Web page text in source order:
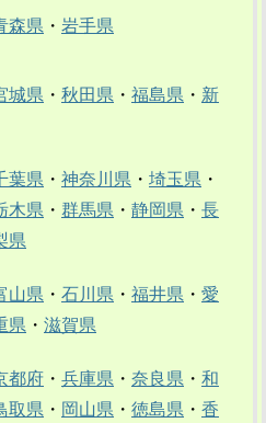
森県 ・ 岩手県
城県 ・ 秋田県 ・ 福島県 ・ 新
葉県 ・ 神奈川県 ・ 埼玉県 ・
木県 ・ 群馬県 ・ 静岡県 ・ 長
県
山県 ・ 石川県 ・ 福井県 ・ 愛
県 ・ 滋賀県
都府 ・ 兵庫県 ・ 奈良県 ・ 和
取県 ・ 岡山県 ・ 徳島県 ・ 香